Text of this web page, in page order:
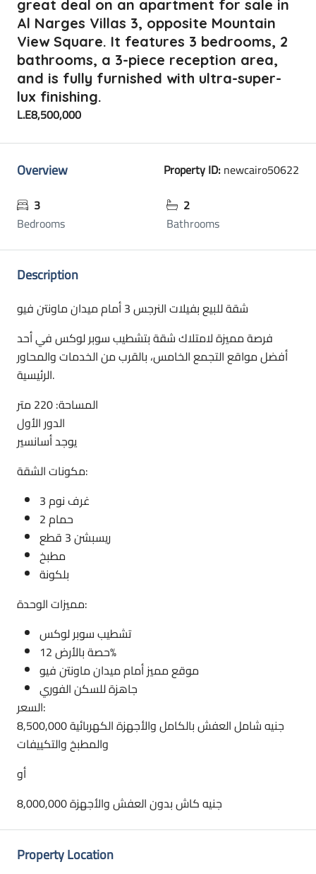
great deal on an apartment for sale in
Al Narges Villas 3, opposite Mountain
View Square. It features 3 bedrooms, 2
bathrooms, a 3-piece reception area,
and is fully furnished with ultra-super-
lux finishing.
L.E8,500,000
Overview Property ID: newcairo50622
3
Bedrooms
2
Bathrooms
Description
شقة للبيع بفيلات النرجس 3 أمام ميدان ماونتن فيو
فرصة مميزة لامتلاك شقة بتشطيب سوبر لوكس في أحد
أفضل مواقع التجمع الخامس، بالقرب من الخدمات والمحاور
الرئيسية.
المساحة: 220 متر
الدور الأول
يوجد أسانسير
مكونات الشقة:
3 غرف نوم
2 حمام
ريسبشن 3 قطع
مطبخ
بلكونة
مميزات الوحدة:
تشطيب سوبر لوكس
حصة بالأرض 12%
موقع مميز أمام ميدان ماونتن فيو
جاهزة للسكن الفوري
السعر:
8,500,000 جنيه شامل العفش بالكامل والأجهزة الكهربائية
والمطبخ والتكييفات
أو
8,000,000 جنيه كاش بدون العفش والأجهزة
Property Location